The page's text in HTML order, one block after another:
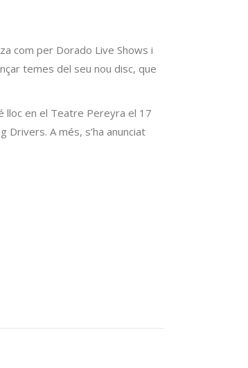
com per Dorado Live Shows i
temes del seu nou disc, que
lloc en el Teatre Pereyra el 17
Drivers. A més, s’ha anunciat